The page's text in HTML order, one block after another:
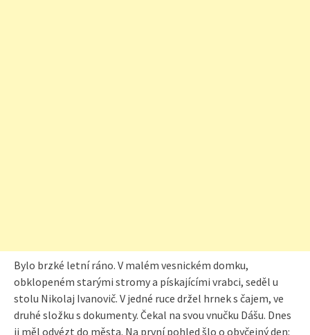
Bylo brzké letní ráno. V malém vesnickém domku,
obklopeném starými stromy a pískajícími vrabci, seděl u
stolu Nikolaj Ivanovič. V jedné ruce držel hrnek s čajem, ve
druhé složku s dokumenty. Čekal na svou vnučku Dášu. Dnes
ji měl odvézt do města. Na první pohled šlo o obyčejný den: